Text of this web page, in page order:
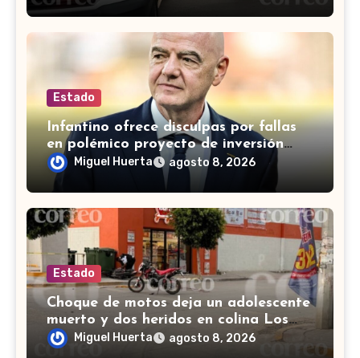
Estado
Infantino ofrece disculpas por fallas
en polémico proyecto de inversión
privada de la FIFA
Miguel Huerta agosto 8, 2026
Estado
Choque de motos deja un adolescente
muerto y dos heridos en colina Los
Presidentes, en León
Miguel Huerta agosto 8, 2026